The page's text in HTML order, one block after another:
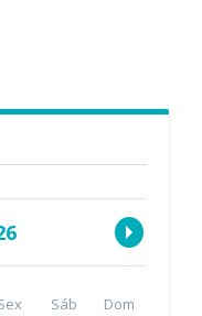
Sáb Dom